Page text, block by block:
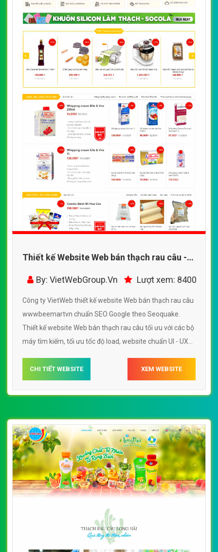
Thiết kế Website Web bán thạch rau câu -
wwwbeemartvn
By: VietWebGroup.Vn Lượt xem: 8400
Công ty VietWeb thiết kế website Web bán thạch rau câu
wwwbeemartvn chuẩn SEO Google theo Seoquake.
Thiết kế website Web bán thạch rau câu tối ưu với các bộ
máy tìm kiếm, tối ưu tốc độ load, website chuẩn UI - UX
thạch rau câu wwwbeemartvn
CHI TIẾT WEBSITE XEM WEBSITE